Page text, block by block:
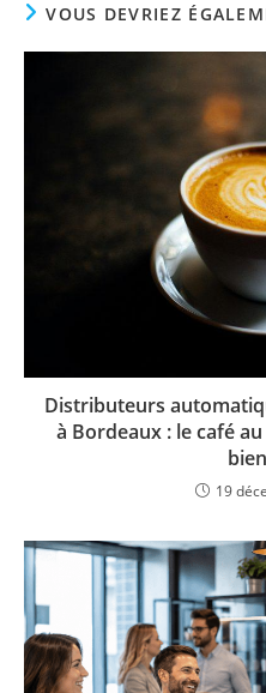
VOUS DEVRIEZ
Distributeurs
à Bordeaux : le café
19